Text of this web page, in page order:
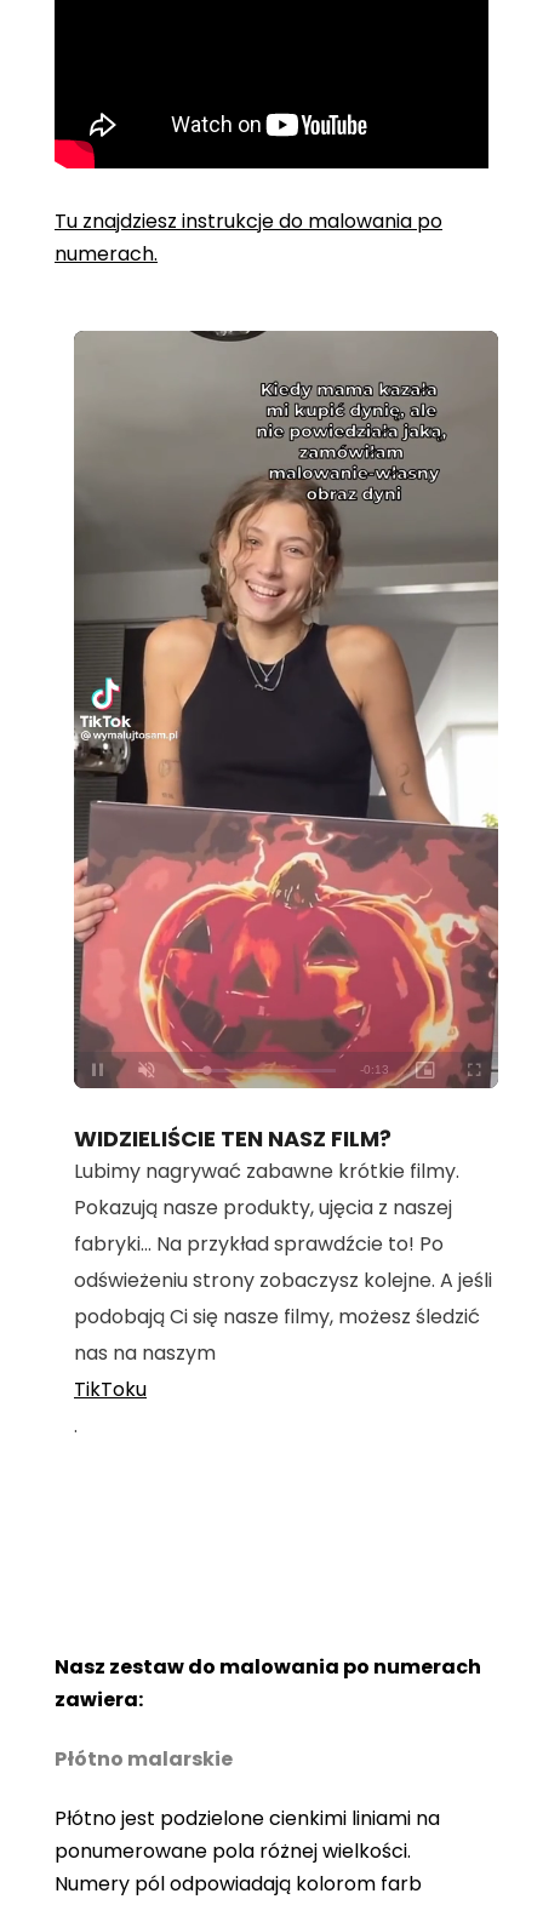
Tu znajdziesz instrukcje do malowania po
numerach.
Unmute Loaded:
100.00%
WIDZIELIŚCIE TEN NASZ FILM?
Lubimy nagrywać zabawne krótkie filmy.
Pokazują nasze produkty, ujęcia z naszej
fabryki... Na przykład sprawdźcie to! Po
odświeżeniu strony zobaczysz kolejne. A jeśli
podobają Ci się nasze filmy, możesz śledzić
nas na naszym
TikToku
.
Nasz zestaw do malowania po numerach
zawiera:
Płótno malarskie
Płótno jest podzielone cienkimi liniami na
ponumerowane pola różnej wielkości.
Numery pól odpowiadają kolorom farb